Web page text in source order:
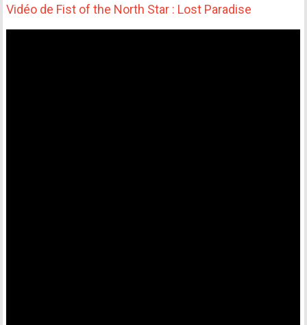
Vidéo de Fist of the North Star : Lost Paradise